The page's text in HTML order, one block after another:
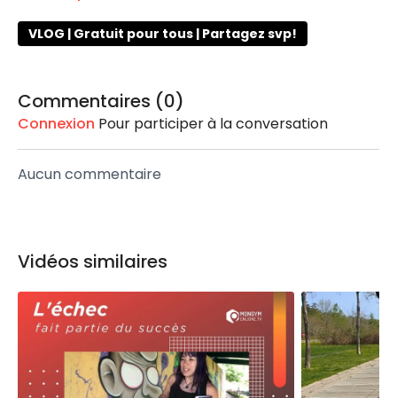
Et si on amenait cette "Parfaite Version" de toi-
même au moment présent?
VLOG | Gratuit pour tous | Partagez svp!
Commentaires (0)
Connexion Pour participer à la conversation
Aucun commentaire
Vidéos similaires